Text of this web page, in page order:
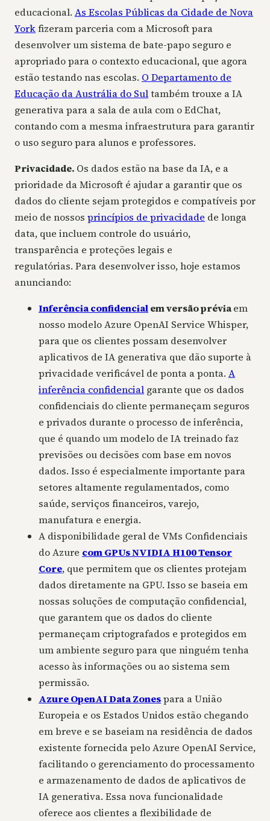
educacional. As Escolas Públicas da Cidade de Nova
Yorkfizeram parceria com a Microsoft para
desenvolver um sistema de bate-papo seguro e
apropriado para o contexto educacional, que agora
estão testando nas escolas. O Departamento de
Educação da Austrália do Sultambém trouxe a IA
generativa para a sala de aula com o EdChat,
contando com a mesma infraestrutura para garantir
o uso seguro para alunos e professores.
Privacidade. Os dados estão na base da IA, e a
prioridade da Microsoft é ajudar a garantir que os
dados do cliente sejam protegidos e compatíveis por
meio de nossos princípios de privacidade de longa
data, que incluem controle do usuário,
transparência e proteções legais e
regulatórias. Para desenvolver isso, hoje estamos
anunciando:
Inferência confidencialem versão préviaem
nosso modelo Azure OpenAI Service Whisper,
para que os clientes possam desenvolver
aplicativos de IA generativa que dão suporte à
privacidade verificável de ponta a ponta. A
inferência confidencial garante que os dados
confidenciais do cliente permaneçam seguros
e privados durante o processo de inferência,
que é quando um modelo de IA treinado faz
previsões ou decisões com base em novos
dados. Isso é especialmente importante para
setores altamente regulamentados, como
saúde, serviços financeiros, varejo,
manufatura e energia.
A disponibilidade geral de VMs Confidenciais
do Azure com GPUs NVIDIA H100 Tensor
Core, que permitem que os clientes protejam
dados diretamente na GPU. Isso se baseia em
nossas soluções de computação confidencial,
que garantem que os dados do cliente
permaneçam criptografados e protegidos em
um ambiente seguro para que ninguém tenha
acesso às informações ou ao sistema sem
permissão.
Azure OpenAI Data Zonespara a União
Europeia e os Estados Unidos estão chegando
em breve e se baseiam na residência de dados
existente fornecida pelo Azure OpenAI Service,
facilitando o gerenciamento do processamento
e armazenamento de dados de aplicativos de
IA generativa. Essa nova funcionalidade
oferece aos clientes a flexibilidade de